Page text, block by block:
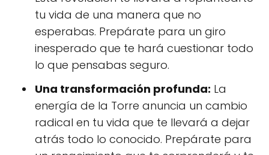
tu vida de una manera que no
esperabas. Prepárate para un giro
inesperado que te hará cuestionar todo
lo que pensabas seguro.
Una transformación profunda: La
energía de la Torre anuncia un cambio
radical en tu vida que te llevará a dejar
atrás todo lo conocido. Prepárate para